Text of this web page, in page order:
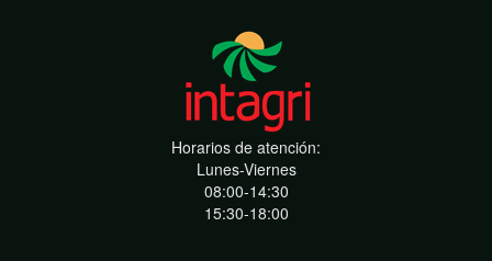
Horarios de atención:
Lunes-Viernes
08:00-14:30
15:30-18:00